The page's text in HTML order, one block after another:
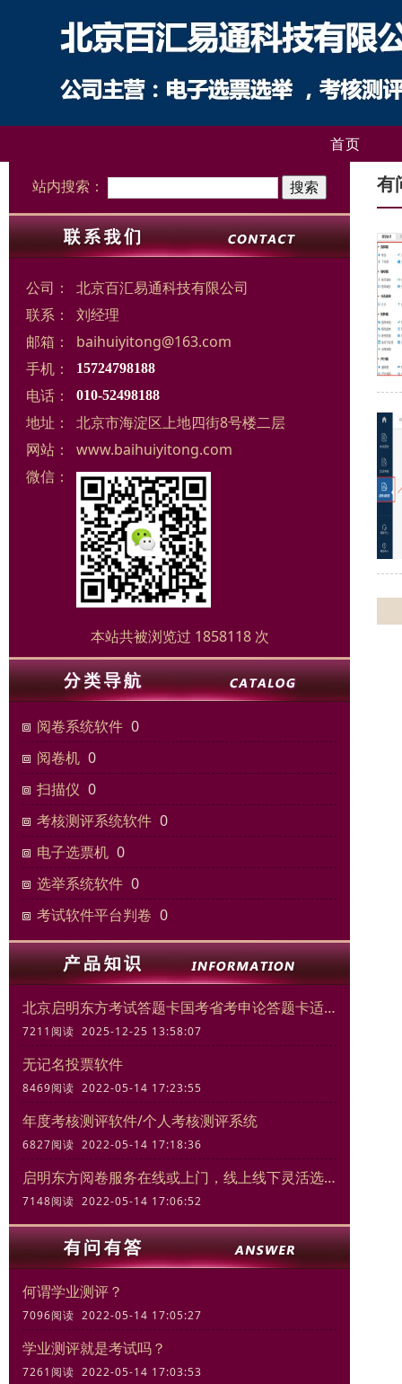
首页
站内搜索：
公司：
北京百汇易通科技有限公司
联系：
刘经理
邮箱：
baihuiyitong@163.com
手机：
15724798188
电话： 010-52498188
地址：
北京市海淀区上地四街8号楼二层
网站：
www.baihuiyitong.com
微信：
本站共被浏览过 1858118 次
阅卷系统软件 0
阅卷机 0
扫描仪 0
考核测评系统软件 0
电子选票机 0
选举系统软件 0
考试软件平台判卷 0
北京启明东方考试答题卡国考省考申论答题卡适合模拟考试练习
7211阅读 2025-12-25 13:58:07
无记名投票软件
8469阅读 2022-05-14 17:23:55
年度考核测评软件/个人考核测评系统
6827阅读 2022-05-14 17:18:36
启明东方阅卷服务在线或上门，线上线下灵活选择
7148阅读 2022-05-14 17:06:52
何谓学业测评？
7096阅读 2022-05-14 17:05:27
学业测评就是考试吗？
7261阅读 2022-05-14 17:03:53
有